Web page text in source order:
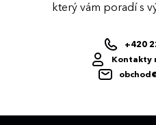
který vám poradí s
+420
Kontakty